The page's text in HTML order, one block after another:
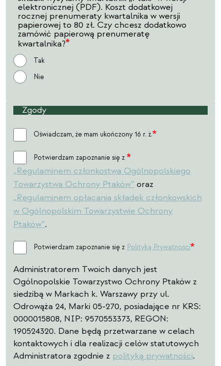
elektronicznej (PDF). Koszt dodatkowej
rocznej prenumeraty kwartalnika w wersji
papierowej to 80 zł. Czy chcesz dodatkowo
zamówić papierową prenumeratę
kwartalnika?
Tak
Nie
Zgody
Oświadczam, że mam ukończony 16 r. ż.
Oświadczam, że mam ukończony 16 r. ż.
Potwierdzam zapoznanie się z „Regulaminem
Potwierdzam zapoznanie się z
„Regulaminem członkostwa Ogólnopolskiego
Towarzystwa Ochrony Ptaków” oraz
„Regulaminem opłacania składek członkowskich
w Ogólnopolskim Towarzystwie Ochrony
Ptaków”.
Potwierdzam zapoznanie się z polityką prywatności
Potwierdzam zapoznanie się z Polityką Prywatności
Administratorem Twoich danych jest
Ogólnopolskie Towarzystwo Ochrony Ptaków z
siedzibą w Markach k. Warszawy przy ul.
Odrowąża 24, Marki 05-270, posiadające nr KRS:
0000015808, NIP: 9570553373, REGON:
190524320. Dane będą przetwarzane w celach
kontaktowych i dla realizacji celów statutowych
Administratora zgodnie z polityką prywatności.